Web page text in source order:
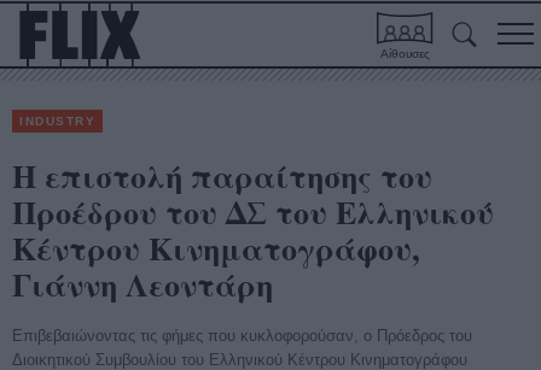
Αίθουσες
INDUSTRY
H επιστολή παραίτησης του
Προέδρου του ΔΣ του Ελληνικού
Κέντρου Κινηματογράφου,
Γιάννη Λεοντάρη
Επιβεβαιώνοντας τις φήμες που κυκλοφορούσαν, ο Πρόεδρος του
Διοικητικού Συμβουλίου του Ελληνικού Κέντρου Κινηματογράφου